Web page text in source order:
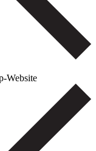
Website